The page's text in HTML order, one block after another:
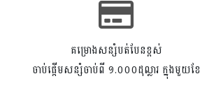
គម្រោងសន្សំបត់បែនខ្ពស់
ចាប់ផ្ដើមសន្សំចាប់ពី ១.០០០ដុល្លារ ក្នុងមួយខែ